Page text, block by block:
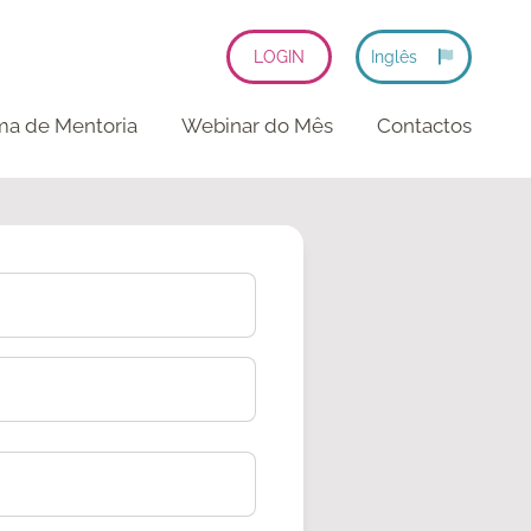
LOGIN Inglês
de Mentoria Webinar do Mês Contactos